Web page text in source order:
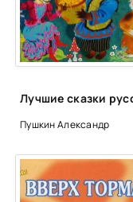
Пушкин Александр